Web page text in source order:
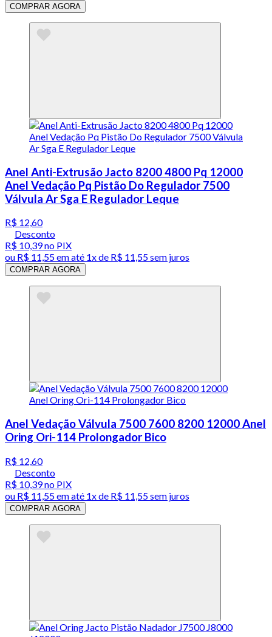
COMPRAR AGORA
Anel Anti-Extrusão Jacto 8200 4800 Pq 12000
Anel Vedação Pq Pistão Do Regulador 7500
Válvula Ar Sga E Regulador Leque
R$ 12,60
Desconto
R$ 10,39no PIX
ou R$ 11,55em até 1x de R$ 11,55sem juros
COMPRAR AGORA
Anel Vedação Válvula 7500 7600 8200 12000 Anel
Oring Ori-114 Prolongador Bico
R$ 12,60
Desconto
R$ 10,39no PIX
ou R$ 11,55em até 1x de R$ 11,55sem juros
COMPRAR AGORA